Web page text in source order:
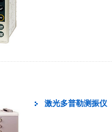
激光多普勒测振仪